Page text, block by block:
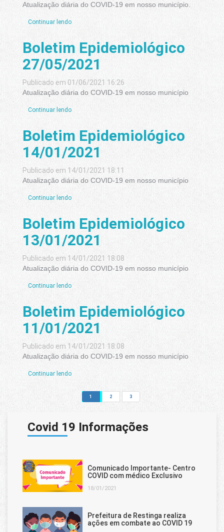
Atualização diária do COVID-19 em nosso município.
Continuar lendo
Boletim Epidemiológico
27/05/2021
Publicado em 01/06/2021 16:26
Atualização diária do COVID-19 em nosso município
Continuar lendo
Boletim Epidemiológico
14/01/2021
Publicado em 14/01/2021 18:11
Atualização diária do COVID-19 em nosso município
Continuar lendo
Boletim Epidemiológico
13/01/2021
Publicado em 14/01/2021 18:08
Atualização diária do COVID-19 em nosso município
Continuar lendo
Boletim Epidemiológico
11/01/2021
Publicado em 14/01/2021 18:08
Atualização diária do COVID-19 em nosso município
Continuar lendo
1 2 3
Covid 19 Informações
Comunicado Importante- Centro
COVID com médico Exclusivo
18/01/2021
Prefeitura de Restinga realiza
ações em combate ao COVID 19